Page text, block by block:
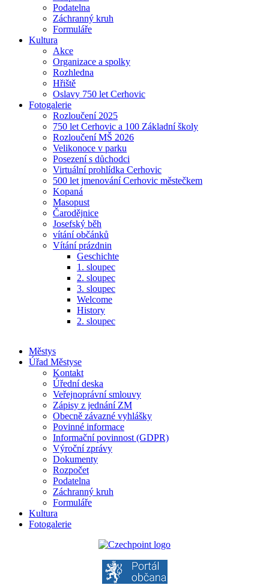
Podatelna
Záchranný kruh
Formuláře
Kultura
Akce
Organizace a spolky
Rozhledna
Hřiště
Oslavy 750 let Cerhovic
Fotogalerie
Rozloučení 2025
750 let Cerhovic a 100 Základní školy
Rozloučení MŠ 2026
Velikonoce v parku
Posezení s důchodci
Virtuální prohlídka Cerhovic
500 let jmenování Cerhovic městečkem
Kopaná
Masopust
Čarodějnice
Josefský běh
vítání občánků
Vítání prázdnin
Geschichte
1. sloupec
2. sloupec
3. sloupec
Welcome
History
2. sloupec
Městys
Úřad Městyse
Kontakt
Úřední deska
Veřejnoprávní smlouvy
Zápisy z jednání ZM
Obecně závazné vyhlášky
Povinné informace
Informační povinnost (GDPR)
Výroční zprávy
Dokumenty
Rozpočet
Podatelna
Záchranný kruh
Formuláře
Kultura
Fotogalerie